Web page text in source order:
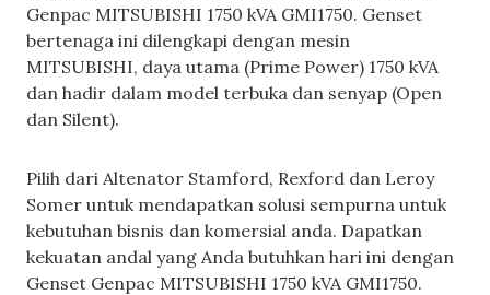
Genpac MITSUBISHI 1750 kVA GMI1750. Genset
bertenaga ini dilengkapi dengan mesin
MITSUBISHI, daya utama (Prime Power) 1750 kVA
dan hadir dalam model terbuka dan senyap (Open
dan Silent).
Pilih dari Altenator Stamford, Rexford dan Leroy
Somer untuk mendapatkan solusi sempurna untuk
kebutuhan bisnis dan komersial anda. Dapatkan
kekuatan andal yang Anda butuhkan hari ini dengan
Genset Genpac MITSUBISHI 1750 kVA GMI1750.